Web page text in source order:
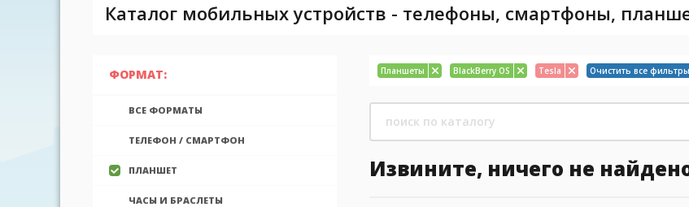
Каталог мобильных устройств - телефоны, смартфоны,
ФОРМАТ:
ВСЕ ФОРМАТЫ
ТЕЛЕФОН / СМАРТФОН
ПЛАНШЕТ
ЧАСЫ И БРАСЛЕТЫ
Планшеты BlackBerry OS Tesla Очистить все фильтры
Извините, ничего не